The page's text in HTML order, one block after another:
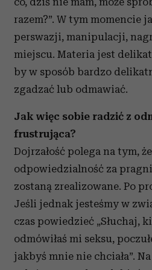
razem?”. W tym momencie
perswazji, manipulacji,
miejscu. Materia jest
by w sposób bardzo
zgadzać lub odmawiać.
Jak więc sobie radzić z
frustrująca?
Dojrzałość polega na tym,
odpowiedzialność za
zostaną zrealizowane. Po
Jeśli jednak jesteśmy w
czas powiedzieć „Słuchaj,
odmówiłaś mi seksu,
jakbyś mnie nie chciała”.